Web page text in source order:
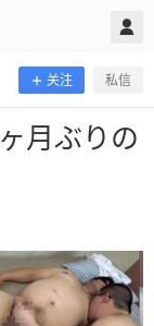
关注 私信
月ぶりの
2019/4/03